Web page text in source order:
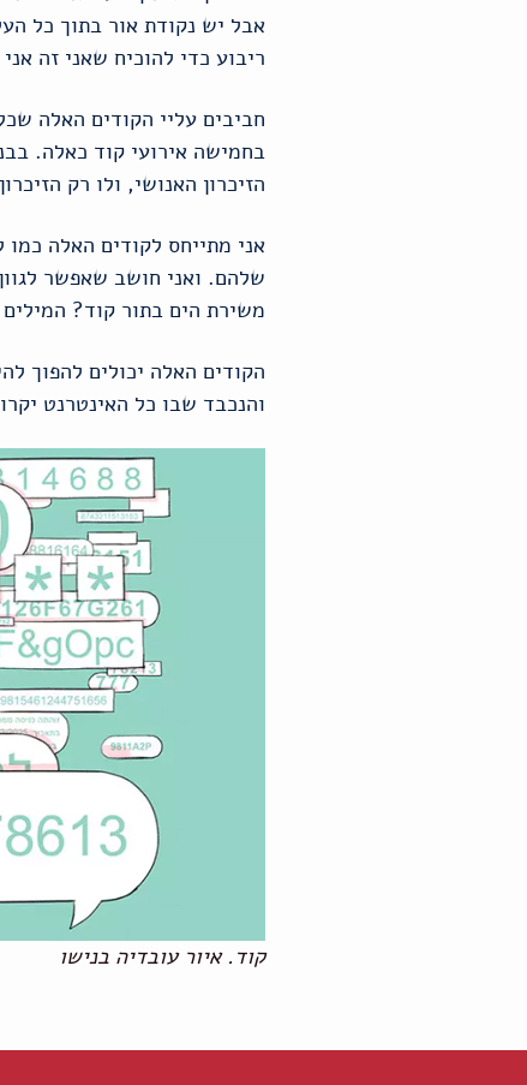
אבל יש נקודת אור בתוך כל
ריבוע כדי להוכיח שאני זה
חביבים עליי הקודים האלה
בחמישה אירועי קוד כאלה.
הזיכרון האנושי, ולו רק
אני מתייחס לקודים האלה
שלהם. ואני חושב שאפשר
משירת הים בתור קוד?
הקודים האלה יכולים להפוך
והנכבד שבו כל האינטרנט
קוד. איור עובדיה בנישו